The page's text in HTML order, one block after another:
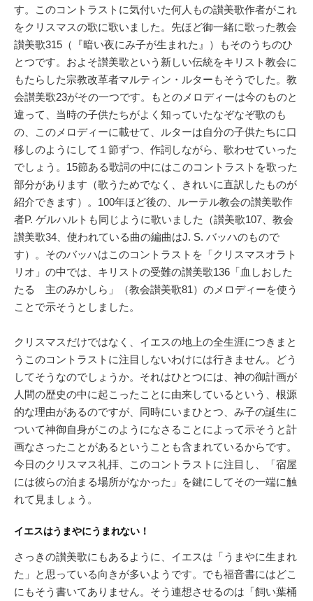
す。このコントラストに気付いた何人もの讃美歌作者がこれ
をクリスマスの歌に歌いました。先ほど御一緒に歌った教会
讃美歌315（『暗い夜にみ子が生まれた』）もそのうちのひ
とつです。およそ讃美歌という新しい伝統をキリスト教会に
もたらした宗教改革者マルティン・ルターもそうでした。教
会讃美歌23がその一つです。もとのメロディーは今のものと
違って、当時の子供たちがよく知っていたなぞなぞ歌のも
の、このメロディーに載せて、ルターは自分の子供たちに口
移しのようにして１節ずつ、作詞しながら、歌わせていった
でしょう。15節ある歌詞の中にはこのコントラストを歌った
部分があります（歌うためでなく、きれいに直訳したものが
紹介できます）。100年ほど後の、ルーテル教会の讃美歌作
者P. ゲルハルトも同じように歌いました（讃美歌107、教会
讃美歌34、使われている曲の編曲はJ. S. バッハのもので
す）。そのバッハはこのコントラストを「クリスマスオラト
リオ」の中では、キリストの受難の讃美歌136「血しおした
たる 主のみかしら」（教会讃美歌81）のメロディーを使う
ことで示そうとしました。
クリスマスだけではなく、イエスの地上の全生涯につきまと
うこのコントラストに注目しないわけには行きません。どう
してそうなのでしょうか。それはひとつには、神の御計画が
人間の歴史の中に起こったことに由来しているという、根源
的な理由があるのですが、同時にいまひとつ、み子の誕生に
ついて神御自身がこのようになさることによって示そうと計
画なさったことがあるということも含まれているからです。
今日のクリスマス礼拝、このコントラストに注目し、「宿屋
には彼らの泊まる場所がなかった」を鍵にしてその一端に触
れて見ましょう。
イエスはうまやにうまれない！
さっきの讃美歌にもあるように、イエスは「うまやに生まれ
た」と思っている向きが多いようです。でも福音書にはどこ
にもそう書いてありません。そう連想させるのは「飼い葉桶